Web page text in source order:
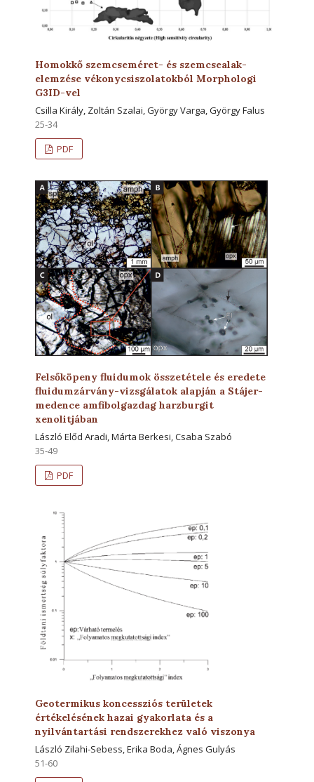
Homokkő szemcseméret- és szemcsealak-
elemzése vékonycsiszolatokból Morphologi
G3ID-vel
Csilla Király, Zoltán Szalai, György Varga, György Falus
25-34
PDF
Felsőköpeny fluidumok összetétele és eredete
fluidumzárvány-vizsgálatok alapján a Stájer-
medence amfibolgazdag harzburgit
xenolitjában
László Előd Aradi, Márta Berkesi, Csaba Szabó
35-49
PDF
Geotermikus koncessziós területek
értékelésének hazai gyakorlata és a
nyilvántartási rendszerekhez való viszonya
László Zilahi-Sebess, Erika Boda, Ágnes Gulyás
51-60